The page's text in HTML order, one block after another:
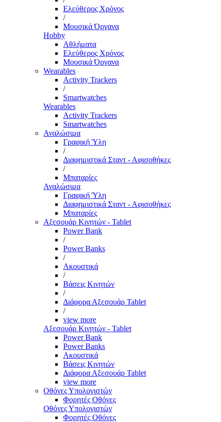
Ελεύθερος Χρόνος
/
Μουσικά Όργανα
Hobby
Αθλήματα
Ελεύθερος Χρόνος
Μουσικά Όργανα
Wearables
Activity Trackers
/
Smartwatches
Wearables
Activity Trackers
Smartwatches
Αναλώσιμα
Γραφική Ύλη
/
Διαφημιστικά Σταντ - Αφισοθήκες
/
Μπαταρίες
Αναλώσιμα
Γραφική Ύλη
Διαφημιστικά Σταντ - Αφισοθήκες
Μπαταρίες
Αξεσουάρ Κινητών - Tablet
Power Bank
/
Power Banks
/
Ακουστικά
/
Βάσεις Κινητών
/
Διάφορα Αξεσουάρ Tablet
/
view more
Αξεσουάρ Κινητών - Tablet
Power Bank
Power Banks
Ακουστικά
Βάσεις Κινητών
Διάφορα Αξεσουάρ Tablet
view more
Οθόνες Υπολογιστών
Φορητές Οθόνες
Οθόνες Υπολογιστών
Φορητές Οθόνες